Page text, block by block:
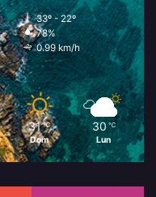
33º - 22º
78%
0.99 km/h
31 ℃
Dom
30 ℃
Lun